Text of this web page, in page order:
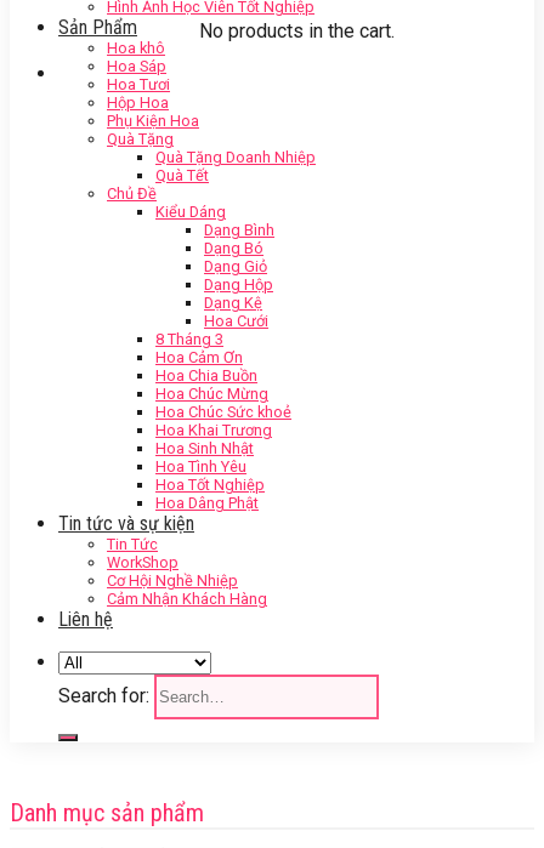
No products in the cart.
Hình Ảnh Học Viên Tốt Nghiệp
Sản Phẩm
Hoa khô
Hoa Sáp
Hoa Tươi
Hộp Hoa
Phụ Kiện Hoa
Quà Tặng
Quà Tặng Doanh Nhiệp
Quà Tết
Chủ Đề
Kiểu Dáng
Dạng Bình
Dạng Bó
Dạng Giỏ
Dạng Hộp
Dạng Kệ
Hoa Cưới
8 Tháng 3
Hoa Cảm Ơn
Hoa Chia Buồn
Hoa Chúc Mừng
Hoa Chúc Sức khoẻ
Hoa Khai Trương
Hoa Sinh Nhật
Hoa Tình Yêu
Hoa Tốt Nghiệp
Hoa Dâng Phật
Tin tức và sự kiện
Tin Tức
WorkShop
Cơ Hội Nghề Nhiệp
Cảm Nhận Khách Hàng
Liên hệ
Search for:
Danh mục sản phẩm